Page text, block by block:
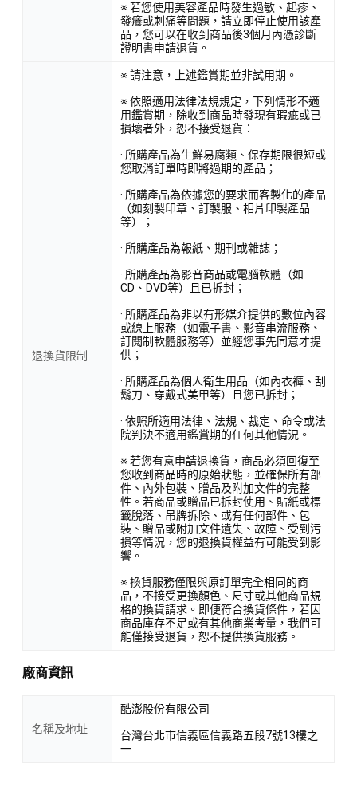
※ 若您使用美容產品時發生過敏、起疹、
發癢或刺痛等問題，請立即停止使用該產
品，您可以在收到商品後3個月內憑診斷
證明書申請退貨。
退換貨限制
※ 請注意，上述鑑賞期並非試用期。
※ 依照適用法律法規規定，下列情形不適
用鑑賞期，除收到商品時發現有瑕疵或已
損壞者外，恕不接受退貨：
· 所購產品為生鮮易腐類、保存期限很短或
您取消訂單時即將過期的產品；
· 所購產品為依據您的要求而客製化的產品
（如刻製印章、訂製服、相片印製產品
等）；
· 所購產品為報紙、期刊或雜誌；
· 所購產品為影音商品或電腦軟體（如
CD、DVD等）且已拆封；
· 所購產品為非以有形媒介提供的數位內容
或線上服務（如電子書、影音串流服務、
訂閱制軟體服務等）並經您事先同意才提
供；
· 所購產品為個人衛生用品（如內衣褲、刮
鬍刀、穿戴式美甲等）且您已拆封；
· 依照所適用法律、法規、裁定、命令或法
院判決不適用鑑賞期的任何其他情況。
※ 若您有意申請退換貨，商品必須回復至
您收到商品時的原始狀態，並確保所有部
件、內外包裝、贈品及附加文件的完整
性。若商品或贈品已拆封使用、貼紙或標
籤脫落、吊牌拆除、或有任何部件、包
裝、贈品或附加文件遺失、故障、受到污
損等情況，您的退換貨權益有可能受到影
響。
※ 換貨服務僅限與原訂單完全相同的商
品，不接受更換顏色、尺寸或其他商品規
格的換貨請求。即便符合換貨條件，若因
商品庫存不足或有其他商業考量，我們可
能僅接受退貨，恕不提供換貨服務。
廠商資訊
名稱及地址
酷澎股份有限公司
台灣台北市信義區信義路五段7號13樓之
一